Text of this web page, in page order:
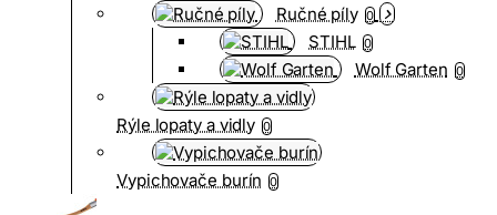
Ručné píly 0
STIHL 0
Wolf Garten 0
Rýle lopaty a vidly 0
Vypichovače burín 0